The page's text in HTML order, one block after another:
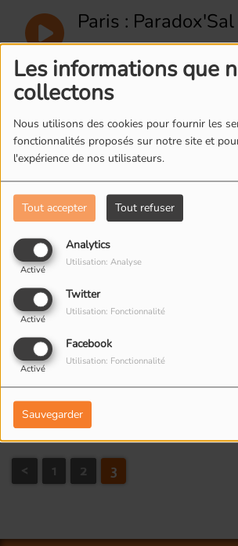
Les informations que
collectons
Nous utilisons des cookies pour fournir les
fonctionnalités proposés sur notre site et
l'expérience de nos utilisateurs.
Tout accepter Tout refuser
Analytics
Activé
Utilisation: Analyse
Twitter
Activé
Utilisation: Fonctionnalité
Facebook
Activé
Utilisation: Fonctionnalité
Sauvegarder
Paris : Paradox'Sal
Fontenay-sous-
Petits Totems du
Fontenay-sous-
Faire ailleurs du
Alfortville : Grandir
ville
Drancy : Salon du
Etienne Bonamy
Alain Foix
< 1 2 3